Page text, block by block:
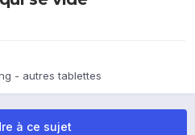
- autres tablettes
à ce sujet